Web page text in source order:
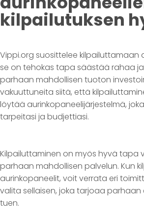
kilpailutuksen
Vippi.org suosittelee kilpailuttamaan
se on tehokas tapa säästää rahaa
parhaan mahdollisen tuoton
vakuuttuneita siitä, että
löytää aurinkopaneelijärjestelmä,
tarpeitasi ja budjettiasi.
Kilpailuttaminen on myös hyvä tapa
parhaan mahdollisen palvelun. Kun
aurinkopaneelit, voit verrata eri
valita sellaisen, joka tarjoaa parhaan
tuen.